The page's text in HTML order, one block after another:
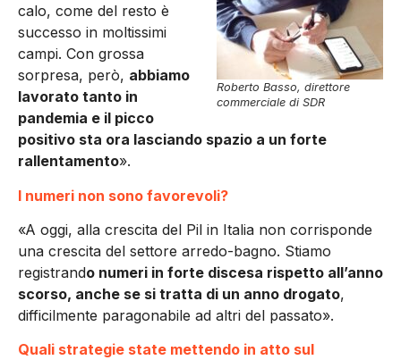
Roberto Basso, direttore
commerciale di SDR
calo, come del resto è
successo in moltissimi
campi. Con grossa
sorpresa, però, abbiamo
lavorato tanto in
pandemia e il picco
positivo sta ora lasciando spazio a un forte
rallentamento».
I numeri non sono favorevoli?
«A oggi, alla crescita del Pil in Italia non corrisponde
una crescita del settore arredo-bagno. Stiamo
registrando numeri in forte discesa rispetto all’anno
scorso, anche se si tratta di un anno drogato,
difficilmente paragonabile ad altri del passato».
Quali strategie state mettendo in atto sul